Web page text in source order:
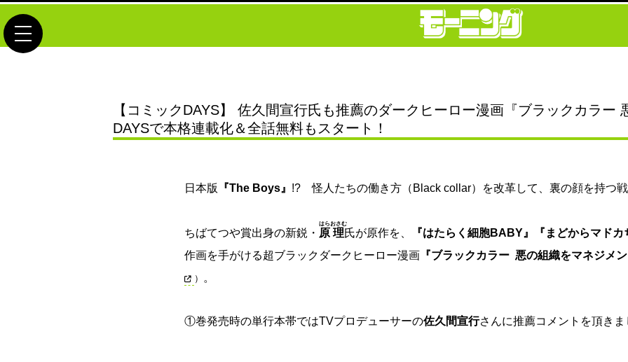
toggle navigation
【コミックDAYS】 佐久間宣行氏も推薦のダークヒーロー漫画『ブラックカラー
DAYSで本格連載化＆全話無料もスタート！
日本版 『The Boys』 !? 怪人たちの働き方（Black collar）を改革して、裏の顔を持つ
ちばてつや賞出身の新鋭・ 原
はら
理
おさむ
氏が原作を、 『はたらく細胞BABY』
『まどからマド
作画を手がける超ブラックダークヒーロー漫画 『ブラックカラー 悪の組織をマネジメ
） 。
①巻発売時の単行本帯ではTVプロデューサーの佐久間宣行さんに推薦コメントを頂き